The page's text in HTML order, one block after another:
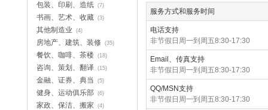
服务方式和服务时间
电话支持
非节假日周一到周五8:30-17:30
Email、传真支持
非节假日周一到周五8:30-17:30
QQ/MSN支持
非节假日周一到周五8:30-17:30
包装、印刷、造纸 (7)
书画、艺术、收藏 (3)
其他制造业 (4)
房地产、建筑、装修 (35)
餐饮、咖啡、茶楼 (18)
咨询、策划、翻译 (15)
金融、证券、典当 (5)
健身、运动俱乐部 (6)
家政、保洁、搬家 (4)